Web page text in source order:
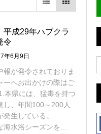
成29年ハブクラ
令
年6月9日
報が発令されておりま
ーへお出かけの際はご
本県には、猛毒を持つ
し、年間100～200人
発生している。
海水浴シーズンを…